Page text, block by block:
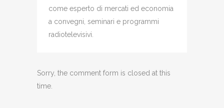
come esperto di mercati ed economia
a convegni, seminari e programmi
radiotelevisivi.
Sorry, the comment form is closed at this
time.